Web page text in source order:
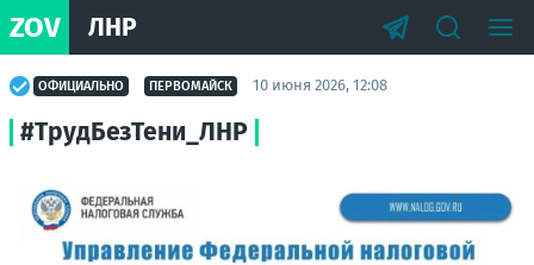
ZOV ЛНР
ОФИЦИАЛЬНО ПЕРВОМАЙСК 10 июня 2026, 12:08
#ТрудБезТени_ЛНР